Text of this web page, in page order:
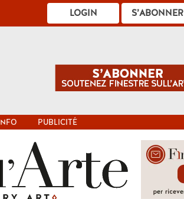
S’ABONNER
LOGIN
PUBLICITÉ